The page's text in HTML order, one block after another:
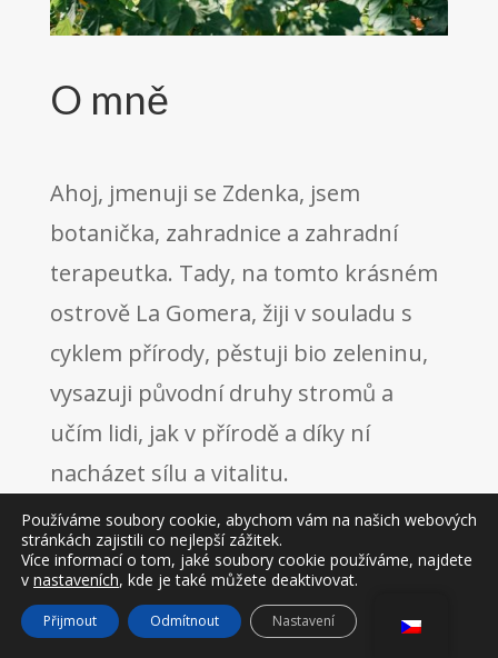
O mně
Ahoj, jmenuji se Zdenka, jsem
botanička, zahradnice a zahradní
terapeutka. Tady, na tomto krásném
ostrově La Gomera, žiji v souladu s
cyklem přírody, pěstuji bio zeleninu,
vysazuji původní druhy stromů a
učím lidi, jak v přírodě a díky ní
nacházet sílu a vitalitu.
CHCEŠ O MNĚ VĚDĚT VÍC?
Používáme soubory cookie, abychom vám na našich webových
stránkách zajistili co nejlepší zážitek.
Více informací o tom, jaké soubory cookie používáme, najdete
v nastaveních, kde je také můžete deaktivovat.
Přijmout Odmítnout Nastavení